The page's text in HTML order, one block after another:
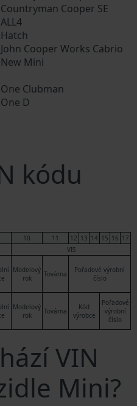
Countryman Cooper SE
ALL4
Hatch
John Cooper Works Cabrio
New Mini
One Clubman
One D
kódu
10 11 12 13 14 15 16 17
VIS
Modelový
rok
Továrna
Pořadové výrobní
číslo
Modelový
rok
Továrna
Kód
výrobce
Pořadové
výrobní
číslo
VIN
Mini?